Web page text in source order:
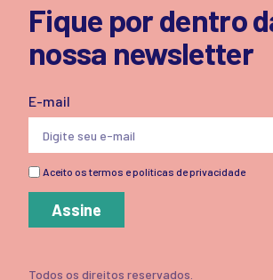
Fique por dentro
nossa newsletter
E-mail
Aceito os termos e políticas de privacidade
Assine
Todos os direitos reservados.